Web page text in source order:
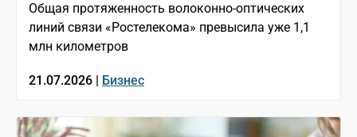
Общая протяженность волоконно-оптических
линий связи «Ростелекома» превысила уже 1,1
млн километров
21.07.2026 | Бизнес